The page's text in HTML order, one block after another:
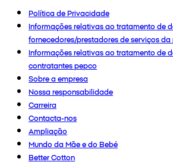
Política de Privacidade
Informações relativas ao tratamento de
fornecedores/prestadores de serviços
Informações relativas ao tratamento de
contratantes pepco
Sobre a empresa
Nossa responsabilidade
Carreira
Contacta-nos
Ampliação
Mundo da Mãe e do Bebé
Better Cotton